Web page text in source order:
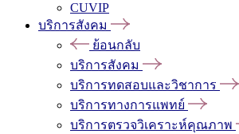
CUVIP
บริการสังคม
ย้อนกลับ
บริการสังคม
บริการทดสอบและวิชาการ
บริการทางการแพทย์
บริการตรวจวิเคราะห์คุณภาพ